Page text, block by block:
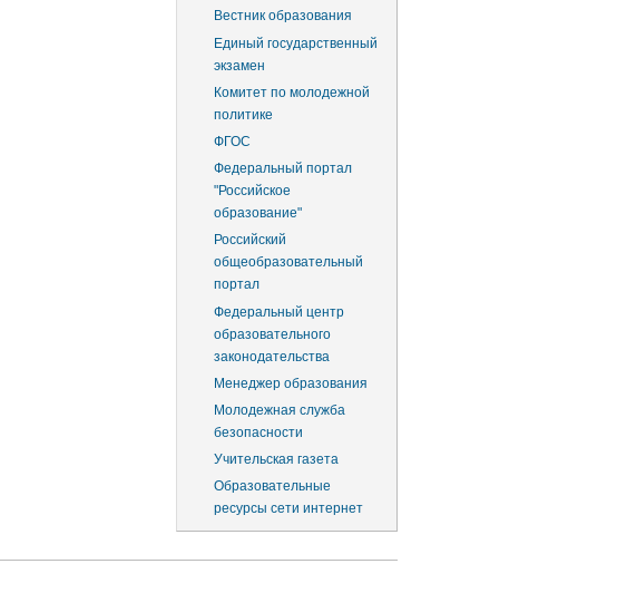
Вестник образования
Единый государственный
экзамен
Комитет по молодежной
политике
ФГОС
Федеральный портал
"Российское
образование"
Российский
общеобразовательный
портал
Федеральный центр
образовательного
законодательства
Менеджер образования
Молодежная служба
безопасности
Учительская газета
Образовательные
ресурсы сети интернет